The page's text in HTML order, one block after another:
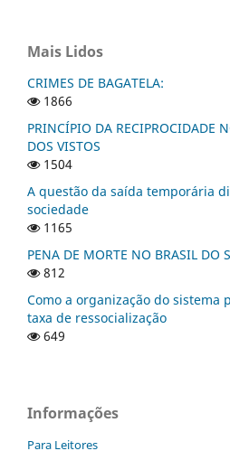
Mais Lidos
CRIMES DE BAGATELA:
1866
PRINCÍPIO DA RECIPROCIDADE
DOS VISTOS
1504
A questão da saída temporária
sociedade
1165
PENA DE MORTE NO BRASIL DO
812
Como a organização do sistema
taxa de ressocialização
649
Informações
Para Leitores